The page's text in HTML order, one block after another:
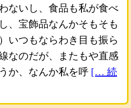
ないし、食品も私が食べ
、宝飾品なんかそもそも
いつもならわき目も振ら
なのだが、またもや直感
か、なんか私を呼 [… 続